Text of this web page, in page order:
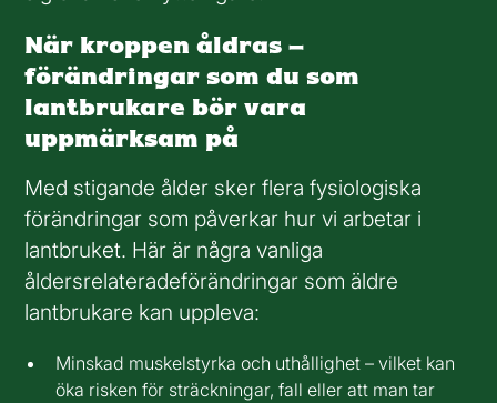
När kroppen åldras –
förändringar som du som
lantbrukare bör vara
uppmärksam på
Med stigande ålder sker flera fysiologiska
förändringar som påverkar hur vi arbetar i
lantbruket. Här är några vanliga
åldersrelateradeförändringar som äldre
lantbrukare kan uppleva:
Minskad muskelstyrka och uthållighet – vilket kan
öka risken för sträckningar, fall eller att man tar